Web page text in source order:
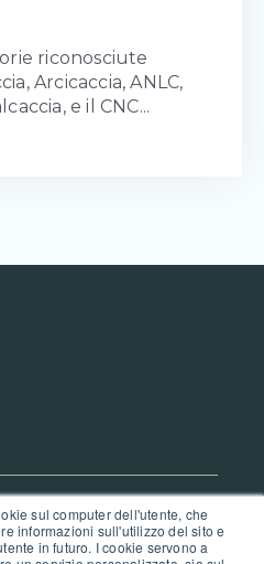
sul computer dell'utente, che
informazioni sull'utilizzo del sito e
in futuro. I cookie servono a
riconosciute
Arcicaccia, ANLC,
e il CNC...